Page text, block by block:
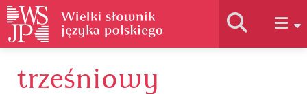
Historia słownika
trześniowy